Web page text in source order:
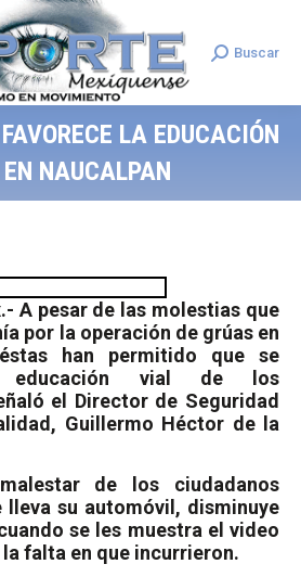
Search:
Buscar
LA EDUCACIÓN
NAUCALPAN
A pesar de las molestias que
por la operación de grúas en
han permitido que se
educación vial de los
el Director de Seguridad
Guillermo Héctor de la
de los ciudadanos
lleva su automóvil, disminuye
se les muestra el video
falta en que incurrieron.